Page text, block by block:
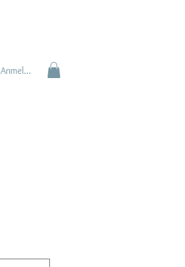
Anmelden